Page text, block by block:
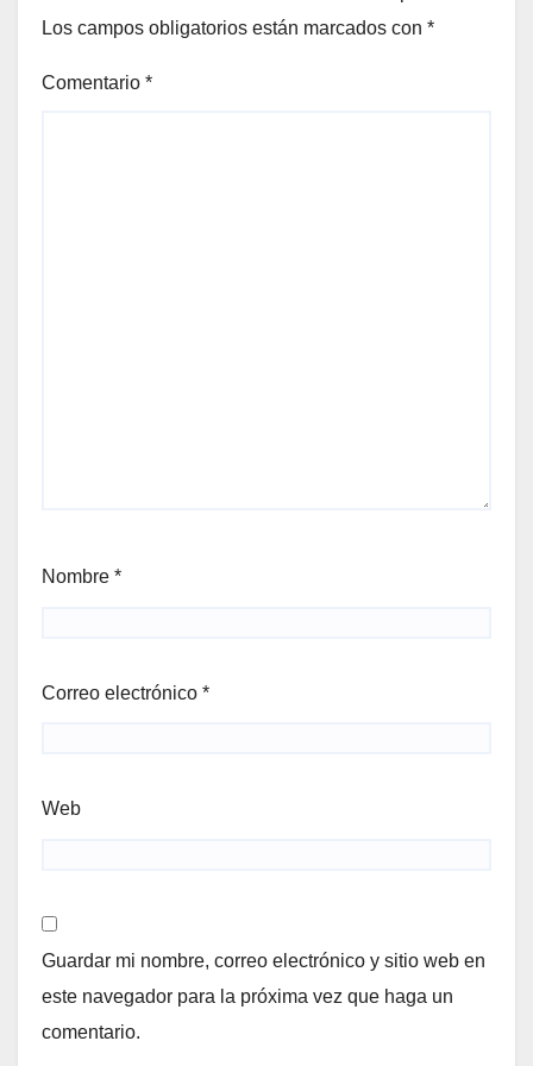
Los campos obligatorios están marcados con *
Comentario *
Nombre *
Correo electrónico *
Web
Guardar mi nombre, correo electrónico y sitio web en
este navegador para la próxima vez que haga un
comentario.